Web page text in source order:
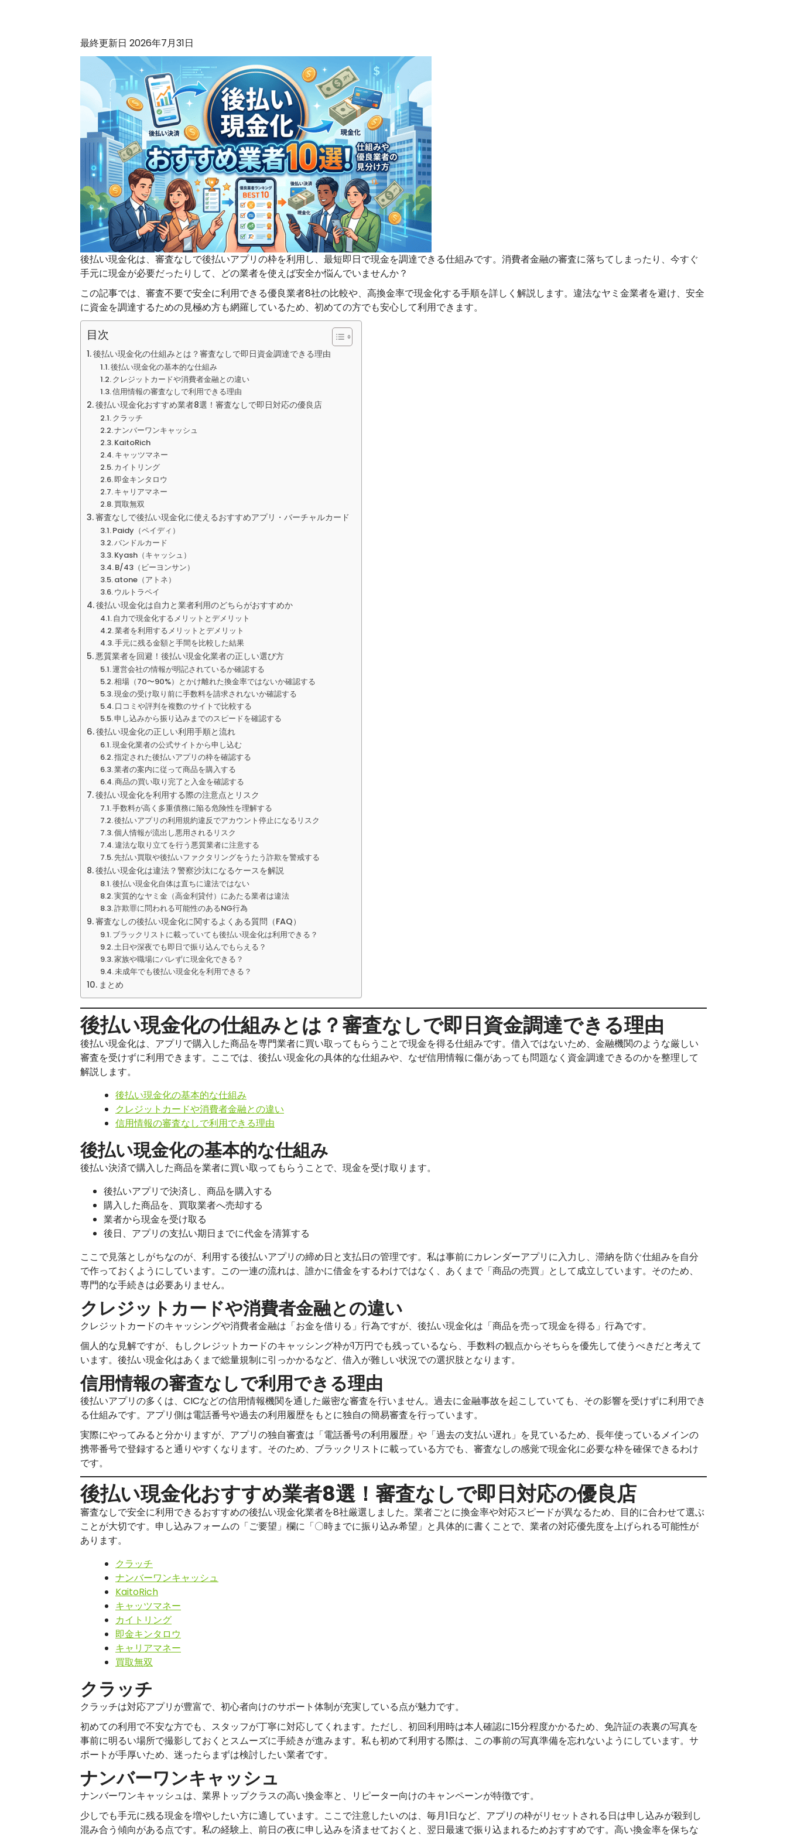
最終更新日 2026年7月31日
後払い現金化は、審査なしで後払いアプリの枠を利用し、最短即日で現金を調達できる仕組みです。消費者金融の審査に落ちてしまったり、今すぐ
手元に現金が必要だったりして、どの業者を使えば安全か悩んでいませんか？
この記事では、審査不要で安全に利用できる優良業者8社の比較や、高換金率で現金化する手順を詳しく解説します。違法なヤミ金業者を避け、安全
に資金を調達するための見極め方も網羅しているため、初めての方でも安心して利用できます。
目次
後払い現金化の仕組みとは？審査なしで即日資金調達できる理由
後払い現金化の基本的な仕組み
クレジットカードや消費者金融との違い
信用情報の審査なしで利用できる理由
後払い現金化おすすめ業者8選！審査なしで即日対応の優良店
クラッチ
ナンバーワンキャッシュ
KaitoRich
キャッツマネー
カイトリング
即金キンタロウ
キャリアマネー
買取無双
審査なしで後払い現金化に使えるおすすめアプリ・バーチャルカード
Paidy（ペイディ）
バンドルカード
Kyash（キャッシュ）
B/43（ビーヨンサン）
atone（アトネ）
ウルトラペイ
後払い現金化は自力と業者利用のどちらがおすすめか
自力で現金化するメリットとデメリット
業者を利用するメリットとデメリット
手元に残る金額と手間を比較した結果
悪質業者を回避！後払い現金化業者の正しい選び方
運営会社の情報が明記されているか確認する
相場（70〜90%）とかけ離れた換金率ではないか確認する
現金の受け取り前に手数料を請求されないか確認する
口コミや評判を複数のサイトで比較する
申し込みから振り込みまでのスピードを確認する
後払い現金化の正しい利用手順と流れ
現金化業者の公式サイトから申し込む
指定された後払いアプリの枠を確認する
業者の案内に従って商品を購入する
商品の買い取り完了と入金を確認する
後払い現金化を利用する際の注意点とリスク
手数料が高く多重債務に陥る危険性を理解する
後払いアプリの利用規約違反でアカウント停止になるリスク
個人情報が流出し悪用されるリスク
違法な取り立てを行う悪質業者に注意する
先払い買取や後払いファクタリングをうたう詐欺を警戒する
後払い現金化は違法？警察沙汰になるケースを解説
後払い現金化自体は直ちに違法ではない
実質的なヤミ金（高金利貸付）にあたる業者は違法
詐欺罪に問われる可能性のあるNG行為
審査なしの後払い現金化に関するよくある質問（FAQ）
ブラックリストに載っていても後払い現金化は利用できる？
土日や深夜でも即日で振り込んでもらえる？
家族や職場にバレずに現金化できる？
未成年でも後払い現金化を利用できる？
まとめ
後払い現金化の仕組みとは？審査なしで即日資金調達できる理由
後払い現金化は、アプリで購入した商品を専門業者に買い取ってもらうことで現金を得る仕組みです。借入ではないため、金融機関のような厳しい
審査を受けずに利用できます。ここでは、後払い現金化の具体的な仕組みや、なぜ信用情報に傷があっても問題なく資金調達できるのかを整理して
解説します。
後払い現金化の基本的な仕組み
クレジットカードや消費者金融との違い
信用情報の審査なしで利用できる理由
後払い現金化の基本的な仕組み
後払い決済で購入した商品を業者に買い取ってもらうことで、現金を受け取ります。
後払いアプリで決済し、商品を購入する
購入した商品を、買取業者へ売却する
業者から現金を受け取る
後日、アプリの支払い期日までに代金を清算する
ここで見落としがちなのが、利用する後払いアプリの締め日と支払日の管理です。私は事前にカレンダーアプリに入力し、滞納を防ぐ仕組みを自分
で作っておくようにしています。この一連の流れは、誰かに借金をするわけではなく、あくまで「商品の売買」として成立しています。そのため、
専門的な手続きは必要ありません。
クレジットカードや消費者金融との違い
クレジットカードのキャッシングや消費者金融は「お金を借りる」行為ですが、後払い現金化は「商品を売って現金を得る」行為です。
個人的な見解ですが、もしクレジットカードのキャッシング枠が1万円でも残っているなら、手数料の観点からそちらを優先して使うべきだと考えて
います。後払い現金化はあくまで総量規制に引っかかるなど、借入が難しい状況での選択肢となります。
信用情報の審査なしで利用できる理由
後払いアプリの多くは、CICなどの信用情報機関を通した厳密な審査を行いません。過去に金融事故を起こしていても、その影響を受けずに利用でき
る仕組みです。アプリ側は電話番号や過去の利用履歴をもとに独自の簡易審査を行っています。
実際にやってみると分かりますが、アプリの独自審査は「電話番号の利用履歴」や「過去の支払い遅れ」を見ているため、長年使っているメインの
携帯番号で登録すると通りやすくなります。そのため、ブラックリストに載っている方でも、審査なしの感覚で現金化に必要な枠を確保できるわけ
です。
後払い現金化おすすめ業者8選！審査なしで即日対応の優良店
審査なしで安全に利用できるおすすめの後払い現金化業者を8社厳選しました。業者ごとに換金率や対応スピードが異なるため、目的に合わせて選ぶ
ことが大切です。申し込みフォームの「ご要望」欄に「〇時までに振り込み希望」と具体的に書くことで、業者の対応優先度を上げられる可能性が
あります。
クラッチ
ナンバーワンキャッシュ
KaitoRich
キャッツマネー
カイトリング
即金キンタロウ
キャリアマネー
買取無双
クラッチ
クラッチは対応アプリが豊富で、初心者向けのサポート体制が充実している点が魅力です。
初めての利用で不安な方でも、スタッフが丁寧に対応してくれます。ただし、初回利用時は本人確認に15分程度かかるため、免許証の表裏の写真を
事前に明るい場所で撮影しておくとスムーズに手続きが進みます。私も初めて利用する際は、この事前の写真準備を忘れないようにしています。サ
ポートが手厚いため、迷ったらまずは検討したい業者です。
ナンバーワンキャッシュ
ナンバーワンキャッシュは、業界トップクラスの高い換金率と、リピーター向けのキャンペーンが特徴です。
少しでも手元に残る現金を増やしたい方に適しています。ここで注意したいのは、毎月1日など、アプリの枠がリセットされる日は申し込みが殺到し
混み合う傾向がある点です。私の経験上、前日の夜に申し込みを済ませておくと、翌日最速で振り込まれるためおすすめです。高い換金率を保ちな